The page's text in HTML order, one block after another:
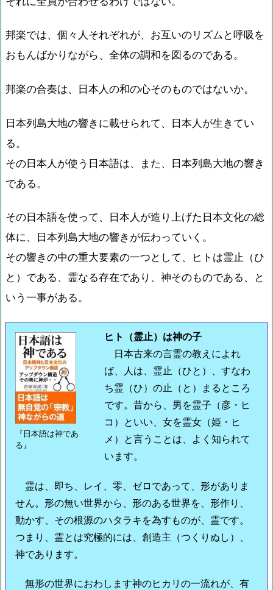
邦楽では、個々人それぞれが、お互いのリズムと呼吸を
おもんばかりながら、全体の調和を図るのである。
邦楽の合奏は、日本人の和の心そのものではないか。
日本列島大地の響きに載せられて、日本人が生きてい
る。
その日本人が使う日本語は、また、日本列島大地の響き
である。
その日本語を使って、日本人が造り上げた日本文化の総
体に、日本列島大地の響きが伝わっていく。
その響きの中の重大要素の一つとして、ヒトは霊止（ひ
と）である、霊なる存在であり、神そのものである、と
いう一事がある。
『日本語は神であ
る』
ヒト（霊止）は神の子
日本古来の言霊の教えによれ
ば、人は、霊止（ひと）、すなわ
ち霊（ひ）の止（と）まるところ
です。昔から、男を霊子（彦・ヒ
コ）といい、女を霊女（姫・ヒ
メ）と言うことは、よく知られて
います。
霊は、即ち、レイ、零、ゼロであって、形がありま
せん。形の無い世界から、形のある世界を、形作り、
動かす、その根源のハタラキを為すものが、霊です。
つまり、霊とは究極的には、創造主（つくりぬし）、
神であります。
無形の世界におわします神のヒカリの一流れが、有